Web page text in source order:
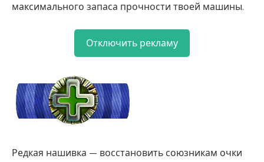
максимального запаса прочности твоей машины.
Отключить рекламу
Редкая нашивка — восстановить союзникам очки